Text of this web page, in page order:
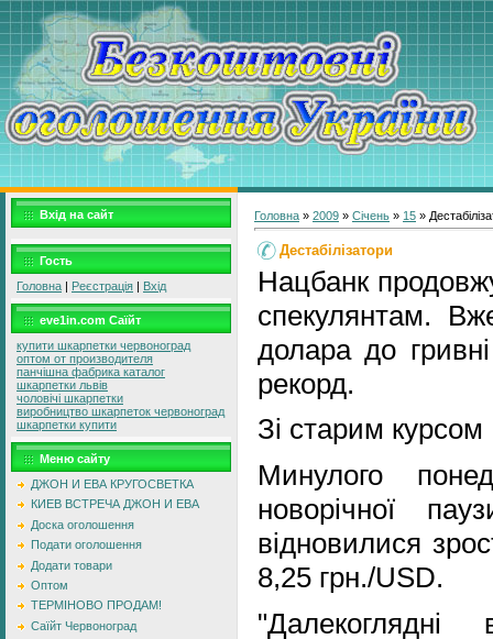
Вхід на сайт
Гость
Головна | Реєстрація | Вхід
eve1in.com Саїйт
купити шкарпетки червоноград
оптом от производителя
панчішна фабрика каталог
шкарпетки львів
чоловічі шкарпетки
виробництво шкарпеток червоноград
шкарпетки купити
Меню сайту
ДЖОН И ЕВА КРУГОСВЕТКА
КИЕВ ВСТРЕЧА ДЖОН И ЕВА
Доска оголошення
Подати оголошення
Додати товари
Оптом
ТЕРМІНОВО ПРОДАМ!
Саїйт Червоноград
Головна » 2009 » Січень » 15 »
Дестабілізатори
Нацбанк
спекулянтам.
долара до
рекорд.
Зі старим курсом
Минулого
новорічної
відновилися
8,25 грн./USD.